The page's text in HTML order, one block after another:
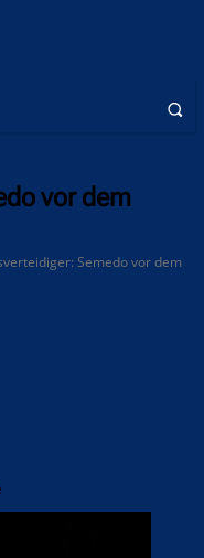
vor dem
Semedo vor dem